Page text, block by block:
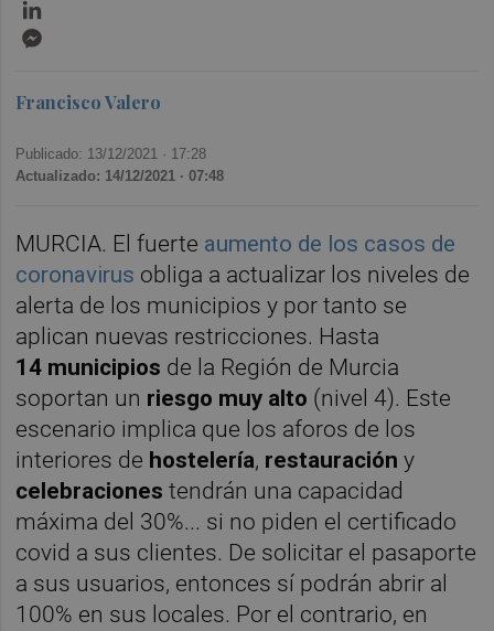
Francisco Valero
Publicado: 13/12/2021 · 17:28
Actualizado: 14/12/2021 · 07:48
MURCIA. El fuerte aumento de los casos de
coronavirus obliga a actualizar los niveles de
alerta de los municipios y por tanto se
aplican nuevas restricciones. Hasta
14 municipios de la Región de Murcia
soportan un riesgo muy alto (nivel 4). Este
escenario implica que los aforos de los
interiores de hostelería, restauracióny
celebracionestendrán una capacidad
máxima del 30%... si no piden el certificado
covid a sus clientes. De solicitar el pasaporte
a sus usuarios, entonces sí podrán abrir al
100% en sus locales. Por el contrario, en